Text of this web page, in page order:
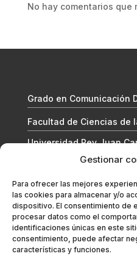
Gestionar
Para ofrecer las mejores
las cookies para almacenar y/o
dispositivo. El consentimiento de
procesar datos como el
identificaciones únicas en este
consentimiento, puede afectar
características y funciones.
No hay comentarios que
Grado en Comunicación
Facultad de Ciencias de
Universidad Rey Juan